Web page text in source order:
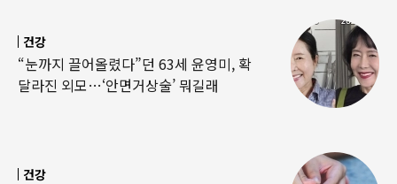
건강
“눈까지 끌어올렸다”던 63세 윤영미, 확
달라진 외모…‘안면거상술’ 뭐길래
건강